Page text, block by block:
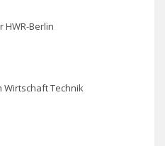
Berlin
Wirtschaft Technik